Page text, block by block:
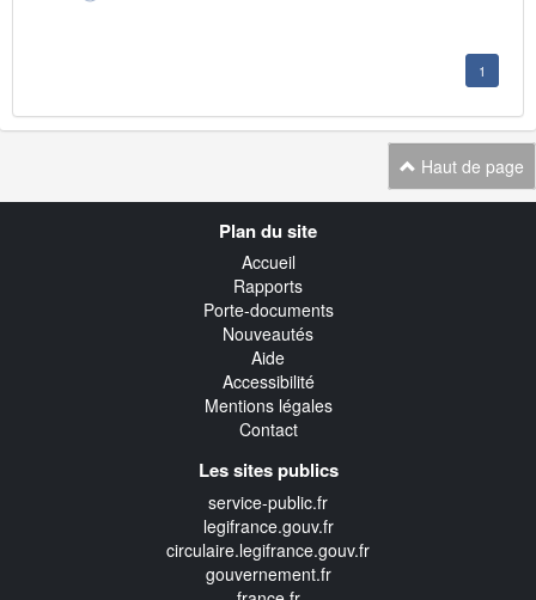
1
Haut de page
Plan du site
Accueil
Rapports
Porte-documents
Nouveautés
Aide
Accessibilité
Mentions légales
Contact
Les sites publics
service-public.fr
legifrance.gouv.fr
circulaire.legifrance.gouv.fr
gouvernement.fr